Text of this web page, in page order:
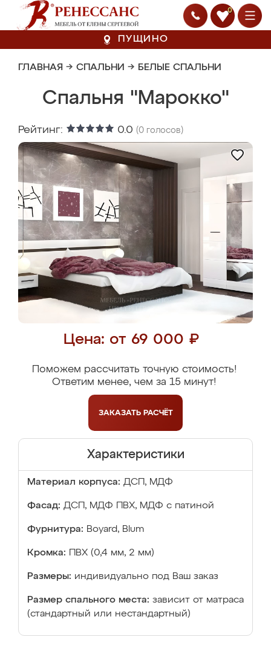
0
ПУЩИНО
ГЛАВНАЯ → СПАЛЬНИ → БЕЛЫЕ СПАЛЬНИ
Спальня "Марокко"
Рейтинг: 0.0 (0 голосов)
Цена: от 69 000 ₽
Поможем рассчитать точную стоимость!
Ответим менее, чем за 15 минут!
ЗАКАЗАТЬ РАСЧЁТ
Характеристики
Материал корпуса: ДСП, МДФ
Фасад: ДСП, МДФ ПВХ, МДФ с патиной
Фурнитура: Boyard, Blum
Кромка: ПВХ (0,4 мм, 2 мм)
Размеры: индивидуально под Ваш заказ
Размер спального места: зависит от матраса
(стандартный или нестандартный)